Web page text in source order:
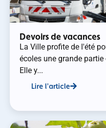
Devoirs de vacances
La Ville profite de l'été
écoles une grande
Elle y...
Lire l'article